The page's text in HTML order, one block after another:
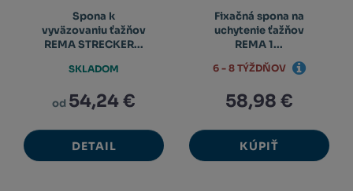
Spona k
vyväzovaniu ťažňov
REMA STRECKER...
od 54,24 €
DETAIL
SKLADOM
Fixačná spona na
uchytenie ťažňov
REMA 1...
58,98 €
KÚPIŤ
6 - 8 TÝŽDŇOV